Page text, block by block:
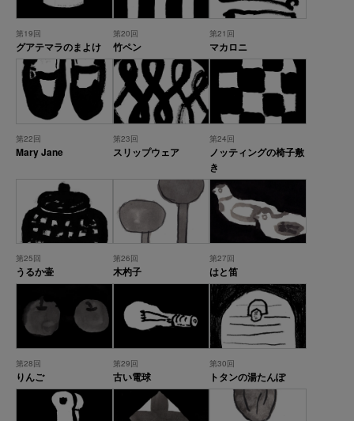
第19回
グアテマラのまよけ
第20回
竹ペン
第21回
マカロニ
第22回
Mary Jane
第23回
スリップウェア
第24回
ノッティングの椅子敷
き
第25回
うるか壷
第26回
木杓子
第27回
はと笛
第28回
りんご
第29回
古い電球
第30回
トタンの湯たんぽ